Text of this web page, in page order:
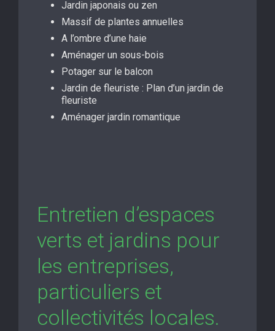
Jardin japonais ou zen
Massif de plantes annuelles
A l’ombre d’une haie
Aménager un sous-bois
Potager sur le balcon
Jardin de fleuriste : Plan d’un jardin de
fleuriste
Aménager jardin romantique
Entretien d’espaces
verts et jardins pour
les entreprises,
particuliers et
collectivités locales.